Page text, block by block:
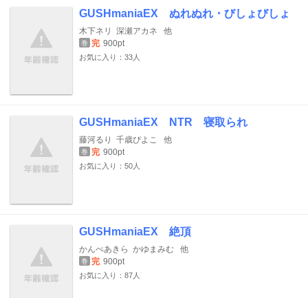
GUSHmaniaEX ぬれぬれ・びしょびしょ
木下ネリ 深瀬アカネ 他
巻 完 900pt
お気に入り：33人
GUSHmaniaEX NTR 寝取られ
藤河るり 千歳ぴよこ 他
巻 完 900pt
お気に入り：50人
GUSHmaniaEX 絶頂
かんべあきら かゆまみむ 他
巻 完 900pt
お気に入り：87人